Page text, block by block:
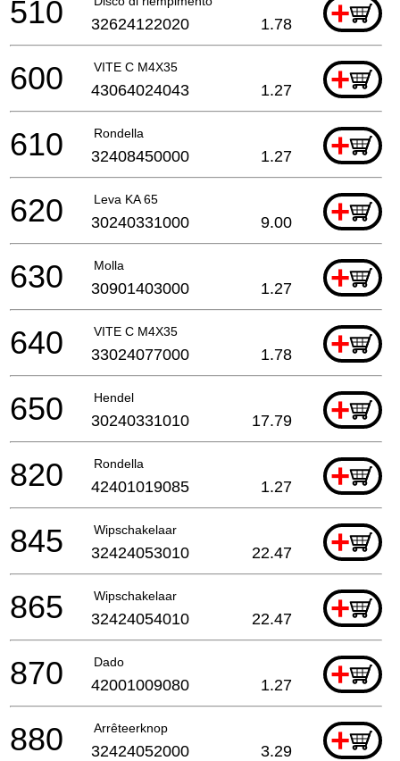
+
510 32624122020 1.78
VITE C M4X35 +
600 43064024043 1.27
Rondella +
610 32408450000 1.27
Leva KA 65 +
620 30240331000 9.00
Molla +
630 30901403000 1.27
VITE C M4X35 +
640 33024077000 1.78
Hendel +
650 30240331010 17.79
Rondella +
820 42401019085 1.27
Wipschakelaar +
845 32424053010 22.47
Wipschakelaar +
865 32424054010 22.47
Dado +
870 42001009080 1.27
Arrêteerknop +
880 32424052000 3.29